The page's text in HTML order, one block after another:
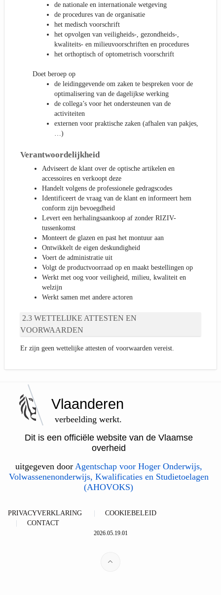
de nationale en internationale wetgeving
de procedures van de organisatie
het medisch voorschrift
het opvolgen van veiligheids-, gezondheids-,
kwaliteits- en milieuvoorschriften en procedures
het orthoptisch of optometrisch voorschrift
Doet beroep op
de leidinggevende om zaken te bespreken voor de
optimalisering van de dagelijkse werking
de collega’s voor het ondersteunen van de
activiteiten
externen voor praktische zaken (afhalen van pakjes,
…)
Verantwoordelijkheid
Adviseert de klant over de optische artikelen en
accessoires en verkoopt deze
Handelt volgens de professionele gedragscodes
Identificeert de vraag van de klant en informeert hem
conform zijn bevoegdheid
Levert een herhalingsaankoop af zonder RIZIV-
tussenkomst
Monteert de glazen en past het montuur aan
Ontwikkelt de eigen deskundigheid
Voert de administratie uit
Volgt de productvoorraad op en maakt bestellingen op
Werkt met oog voor veiligheid, milieu, kwaliteit en
welzijn
Werkt samen met andere actoren
WETTELIJKE ATTESTEN EN
VOORWAARDEN
Er zijn geen wettelijke attesten of voorwaarden vereist.
Vlaanderen
verbeelding werkt.
Dit is een officiële website van de Vlaamse
overheid
uitgegeven door Agentschap voor Hoger Onderwijs,
Volwassenenonderwijs, Kwalificaties en Studietoelagen
(AHOVOKS)
PRIVACYVERKLARING
COOKIEBELEID
CONTACT
2026.05.19.01